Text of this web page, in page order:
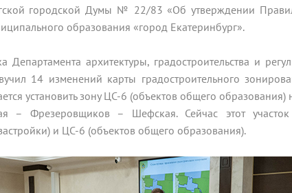
городской Думы № 22/83 «Об утверждении
образования «город Екатеринбург».
Департамента архитектуры, градостроительства и
14 изменений карты градостроительного
установить зону ЦС-6 (объектов общего
– Фрезеровщиков – Шефская. Сейчас этот
и ЦС-6 (объектов общего образования).